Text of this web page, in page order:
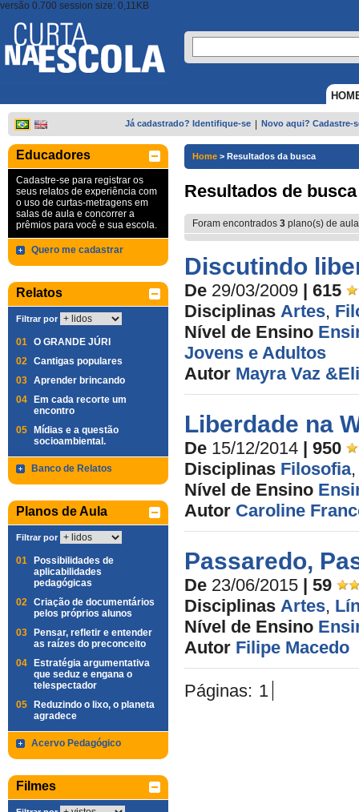
versão 0.700 session size: 0,11KB
Já cadastrado? Identifique-se Novo aqui? Cadastre-
Educadores
Cadastre-se para registrar os
seus relatos de experiência com
o uso de curtas-metragens em
salas de aula e concorrer a
prêmios para você e sua escola.
Quero me cadastrar
Relatos
Filtrar por
01 O GRANDE JÚRI
02 Cantigas populares
03 Aprender brincando
04
Em cada recorte um
encontro
05
Mídias e a questão
socioambiental.
Banco de Relatos
Planos de Aula
Filtrar por
01
Possibilidades de
aplicabilidades
pedagógicas
02 Criação de documentários
pelos próprios alunos
03
Pensar, refletir e entender
as raízes do preconceito
04
Estratégia argumentativa
que seduz e engana o
telespectador
05
Reduzindo o lixo, o planeta
agradece
Acervo Pedagógico
Filmes
Home > Resultados da busca
Resultados de busca
Foram encontrados 3 plano(s) de
Discutindo
De 29/03/2009 | 615
Disciplinas Artes,
Nível de Ensino
Jovens e Adultos
Autor Mayra Vaz
Liberdade na
De 15/12/2014 | 950
Disciplinas Filosofia
Nível de Ensino
Autor Caroline
Passaredo,
De 23/06/2015 | 59
Disciplinas Artes,
Nível de Ensino
Autor Filipe Macedo
Páginas: 1